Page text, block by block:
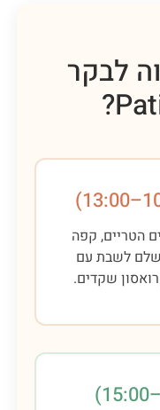
לבקר
הטריים, קפה
לשבת עם
שקדים.